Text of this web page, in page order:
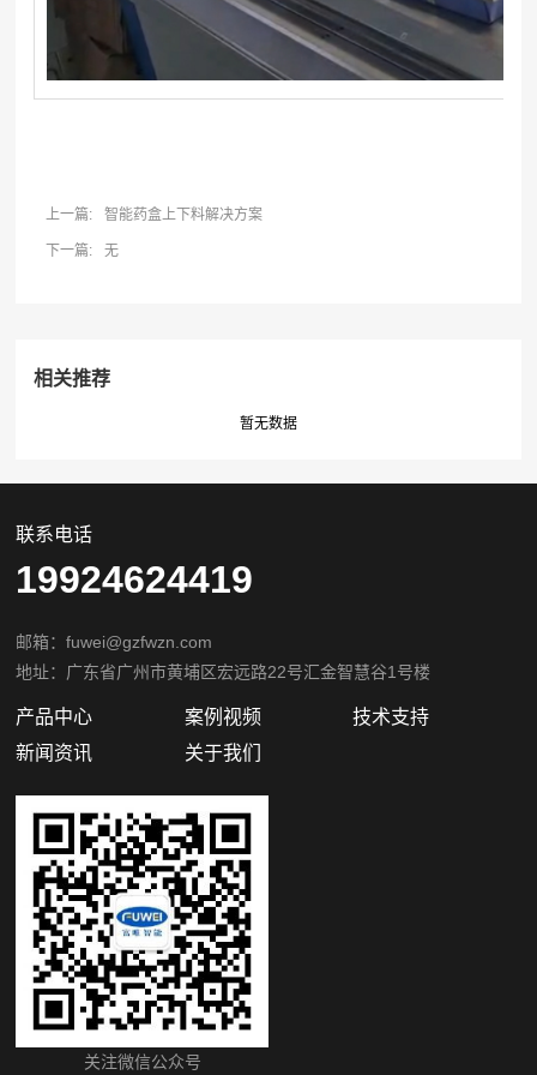
上一篇: 智能药盒上下料解决方案
下一篇: 无
相关推荐
暂无数据
联系电话
19924624419
邮箱：fuwei@gzfwzn.com
地址：广东省广州市黄埔区宏远路22号汇金智慧谷1号楼
产品中心 案例视频
技术支持
新闻资讯
关于我们
关注微信公众号